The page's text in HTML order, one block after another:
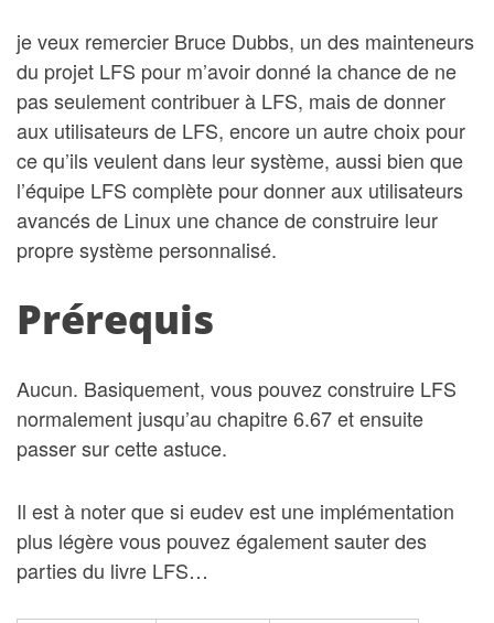
je veux remercier Bruce Dubbs, un des mainteneurs
du projet LFS pour m’avoir donné la chance de ne
pas seulement contribuer à LFS, mais de donner
aux utilisateurs de LFS, encore un autre choix pour
ce qu’ils veulent dans leur système, aussi bien que
l’équipe LFS complète pour donner aux utilisateurs
avancés de Linux une chance de construire leur
propre système personnalisé.
Prérequis
Aucun. Basiquement, vous pouvez construire LFS
normalement jusqu’au chapitre 6.67 et ensuite
passer sur cette astuce.
Il est à noter que si eudev est une implémentation
plus légère vous pouvez également sauter des
parties du livre LFS…